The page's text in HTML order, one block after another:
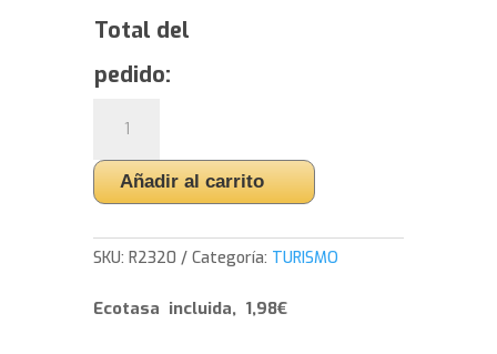
Total del
pedido:
BluEarth
Winter
V905
265/50/19
110
cantidad
Añadir al carrito
SKU:R2320 Categoría: TURISMO
Ecotasa incluida, 1,98€